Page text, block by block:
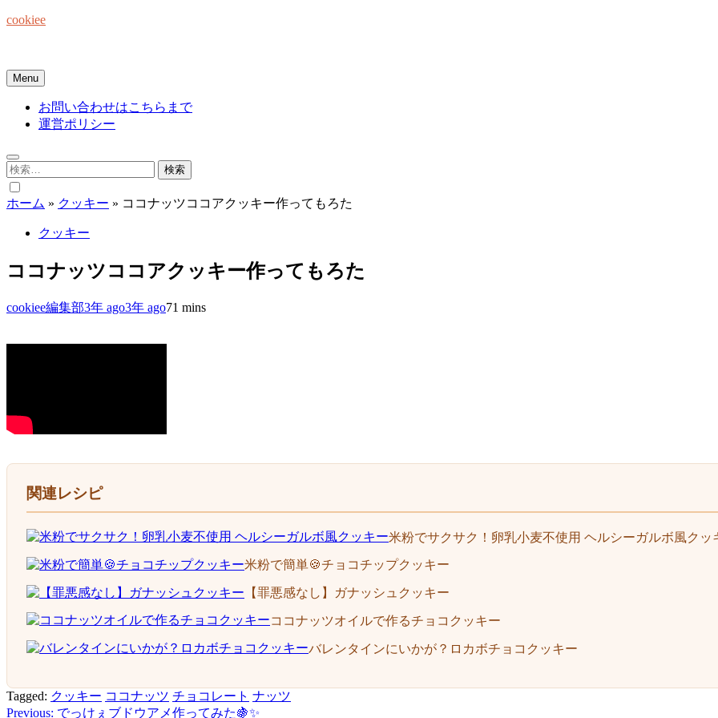
Skip
cookiee
Menu
お問い合わせはこちらまで
運営ポリシー
検
索:
ホーム » クッキー » ココナッツココアクッキー作ってもろた
クッキー
ココナッツココアクッキー作ってもろた
cookiee編集部3年 ago3年 ago71 mins
関連レシピ
米粉でサクサク！卵乳小麦不使用 ヘルシーガルボ風クッ
米粉で簡単🍪チョコチップクッキー
【罪悪感なし】ガナッシュクッキー
ココナッツオイルで作るチョコクッキー
バレンタインにいかが？ロカボチョコクッキー
Tagged: クッキー ココナッツ チョコレート ナッツ
Previous: でっけぇブドウアメ作ってみた🍇✨